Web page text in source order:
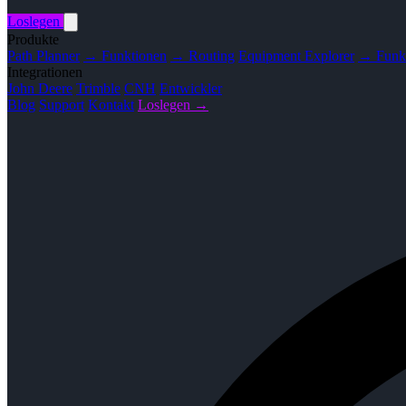
Loslegen
Produkte
Path Planner → Funktionen → Routing Equipment Explorer →
Integrationen
John Deere Trimble CNH Entwickler
Blog Support Kontakt Loslegen →